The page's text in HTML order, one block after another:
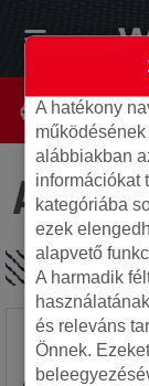
Az
A hatékony
alábbiakban
információkat
kategóriába
ezek
alapvető
A harmadik
és releváns
Önnek.